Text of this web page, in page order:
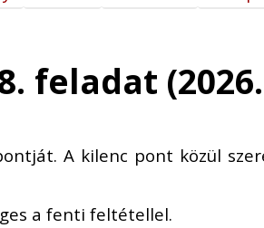
feladat
A kilenc pont közül
a fenti feltétellel.